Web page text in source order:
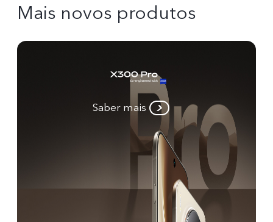
Mais novos produtos
Saber mais